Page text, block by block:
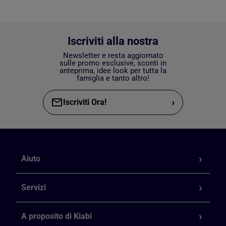
Iscriviti alla nostra
Newsletter e resta aggiornato
sulle promo esclusive, sconti in
anteprima, idee look per tutta la
famiglia e tanto altro!
Iscriviti Ora! ›
Aiuto
Servizi
A proposito di Kiabi